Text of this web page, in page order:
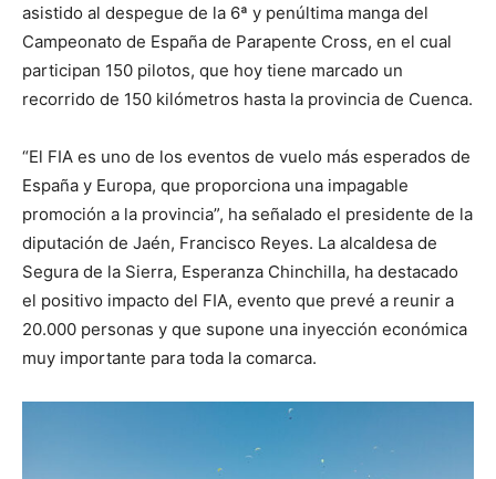
asistido al despegue de la 6ª y penúltima manga del
Campeonato de España de Parapente Cross, en el cual
participan 150 pilotos, que hoy tiene marcado un
recorrido de 150 kilómetros hasta la provincia de Cuenca.
“El FIA es uno de los eventos de vuelo más esperados de
España y Europa, que proporciona una impagable
promoción a la provincia”, ha señalado el presidente de la
diputación de Jaén, Francisco Reyes. La alcaldesa de
Segura de la Sierra, Esperanza Chinchilla, ha destacado
el positivo impacto del FIA, evento que prevé a reunir a
20.000 personas y que supone una inyección económica
muy importante para toda la comarca.